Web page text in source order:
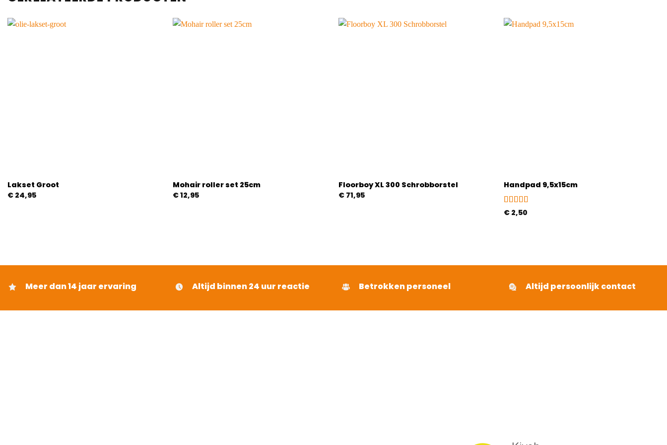
Lakset Groot
€24,95
Mohair roller set 25cm
€12,95
Floorboy XL 300 Schrobborstel
€71,95
Handpad 9,5x15cm
Gewaardeerd
€ 2,50
Meer dan 14 jaar ervaring Altijd binnen 24 uur reactie Betrokken personeel Altijd persoonlijk contact